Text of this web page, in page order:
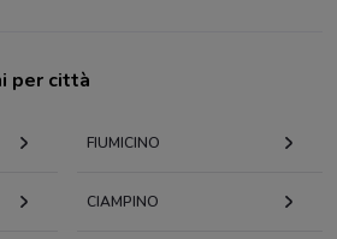
per città
FIUMICINO
CIAMPINO